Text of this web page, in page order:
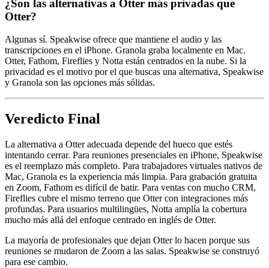
¿Son las alternativas a Otter más privadas que
Otter?
Algunas sí. Speakwise ofrece que mantiene el audio y las
transcripciones en el iPhone. Granola graba localmente en Mac.
Otter, Fathom, Fireflies y Notta están centrados en la nube. Si la
privacidad es el motivo por el que buscas una alternativa, Speakwise
y Granola son las opciones más sólidas.
Veredicto Final
La alternativa a Otter adecuada depende del hueco que estés
intentando cerrar. Para reuniones presenciales en iPhone, Speakwise
es el reemplazo más completo. Para trabajadores virtuales nativos de
Mac, Granola es la experiencia más limpia. Para grabación gratuita
en Zoom, Fathom es difícil de batir. Para ventas con mucho CRM,
Fireflies cubre el mismo terreno que Otter con integraciones más
profundas. Para usuarios multilingües, Notta amplía la cobertura
mucho más allá del enfoque centrado en inglés de Otter.
La mayoría de profesionales que dejan Otter lo hacen porque sus
reuniones se mudaron de Zoom a las salas. Speakwise se construyó
para ese cambio.